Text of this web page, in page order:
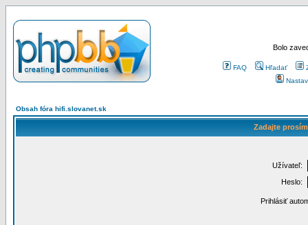
Bolo
FAQ Hľadať
Obsah fóra hifi.slovanet.sk
Zadajte
Užívateľ:
Heslo:
Prihlásiť